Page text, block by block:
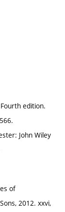
edition.
John Wiley
of
2012. xxvi,